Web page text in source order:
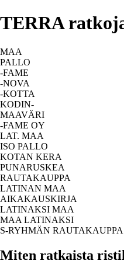
TERRA
MAA
PALLO
-FAME
-NOVA
-KOTTA
KODIN-
MAAVÄRI
-FAME OY
LAT. MAA
ISO PALLO
KOTAN KERA
PUNARUSKEA
RAUTAKAUPPA
LATINAN MAA
AIKAKAUSKIRJA
LATINAKSI MAA
MAA LATINAKSI
S-RYHMÄN RAUTAKAUPPA
Miten ratkaista